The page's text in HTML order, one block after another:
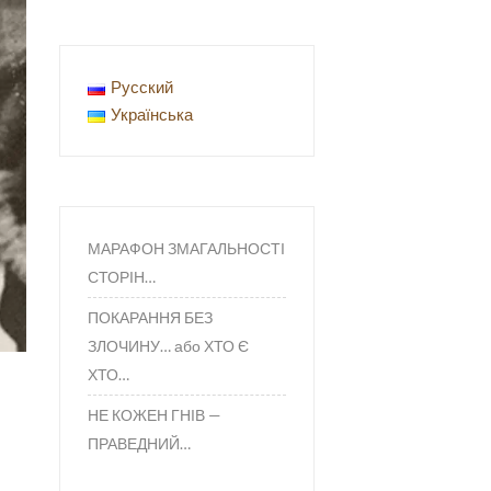
Русский
Українська
МАРАФОН ЗМАГАЛЬНОСТІ
СТОРІН…
ПОКАРАННЯ БЕЗ
ЗЛОЧИНУ… або ХТО Є
ХТО…
НЕ КОЖЕН ГНІВ —
ПРАВЕДНИЙ…